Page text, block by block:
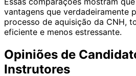
vantagens que verdadeiramente
processo de aquisição da CNH,
eficiente e menos estressante.
Opiniões de
Instrutores